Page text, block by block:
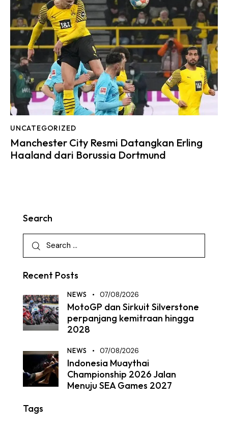
UNCATEGORIZED
Manchester City Resmi Datangkan Erling
Haaland dari Borussia Dortmund
Search
Recent Posts
NEWS 07/08/2026
MotoGP dan Sirkuit Silverstone
perpanjang kemitraan hingga
2028
NEWS 07/08/2026
Indonesia Muaythai
Championship 2026 Jalan
Menuju SEA Games 2027
Tags